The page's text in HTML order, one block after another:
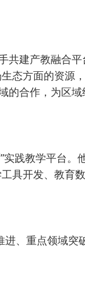
共建产教融合
态方面的资源
的合作，为区
践教学平台。
具开发、教育
、重点领域突